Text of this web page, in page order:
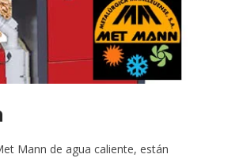
Mann de agua caliente, están